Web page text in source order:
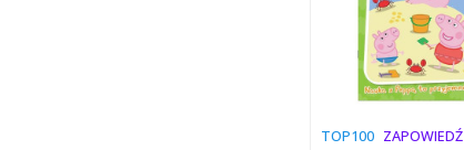
TOP100 ZAPOWIEDŹ